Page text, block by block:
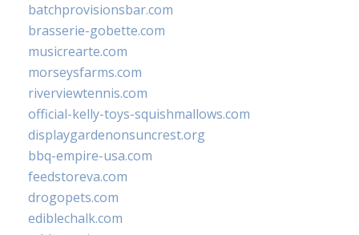
batchprovisionsbar.com
brasserie-gobette.com
musicrearte.com
morseysfarms.com
riverviewtennis.com
official-kelly-toys-squishmallows.com
displaygardenonsuncrest.org
bbq-empire-usa.com
feedstoreva.com
drogopets.com
ediblechalk.com